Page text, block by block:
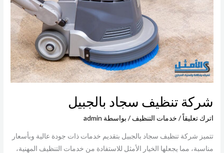
شركة تنظيف سجاد بالجبيل
اترك تعليقاً/ خدمات التنظيف / بواسطة admin
تتميز شركة تنظيف سجاد بالجبيل بتقديم خدمات ذات جودة عالية وبأسعار
مناسبة، مما يجعلها الخيار الأمثل للاستفادة من خدمات التنظيف المهنية،
بالجبيل